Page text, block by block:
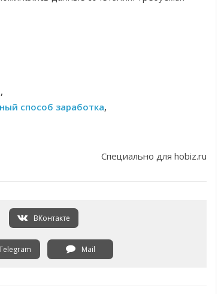
,
способ заработка,
Специально для hobiz.ru
ВКонтакте
Mail